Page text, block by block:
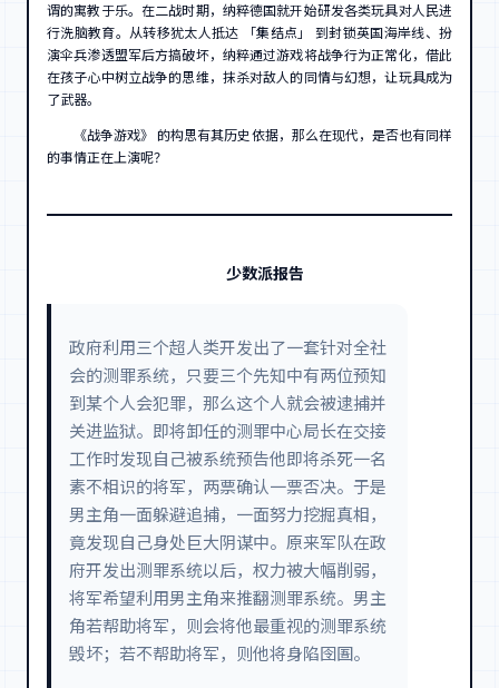
谓的寓教于乐。在二战时期，纳粹德国就开始研发各类玩具对人民进
行洗脑教育。从转移犹太人抵达 「集结点」 到封锁英国海岸线、扮
演伞兵渗透盟军后方搞破坏，纳粹通过游戏将战争行为正常化，借此
在孩子心中树立战争的思维，抹杀对敌人的同情与幻想，让玩具成为
了武器。
《战争游戏》 的构思有其历史依据，那么在现代，是否也有同样
的事情正在上演呢？
少数派报告
政府利用三个超人类开发出了一套针对全社
会的测罪系统，只要三个先知中有两位预知
到某个人会犯罪，那么这个人就会被逮捕并
关进监狱。即将卸任的测罪中心局长在交接
工作时发现自己被系统预告他即将杀死一名
素不相识的将军，两票确认一票否决。于是
男主角一面躲避追捕，一面努力挖掘真相，
竟发现自己身处巨大阴谋中。原来军队在政
府开发出测罪系统以后，权力被大幅削弱，
将军希望利用男主角来推翻测罪系统。男主
角若帮助将军，则会将他最重视的测罪系统
毁坏；若不帮助将军，则他将身陷囹圄。